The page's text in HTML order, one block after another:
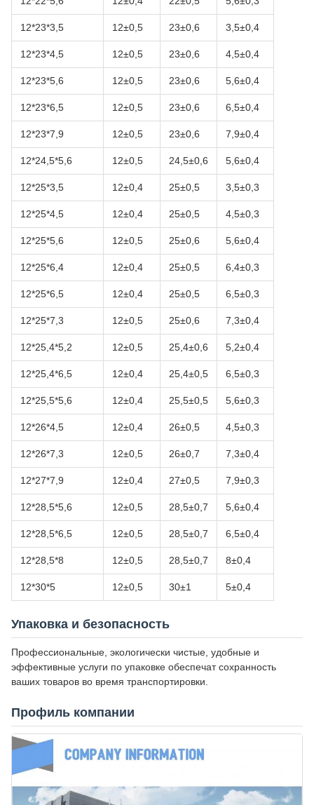
12*23*3,5 12±0,5 23±0,6 3,5±0,4
12*23*4,5 12±0,5 23±0,6 4,5±0,4
12*23*5,6 12±0,5 23±0,6 5,6±0,4
12*23*6,5 12±0,5 23±0,6 6,5±0,4
12*23*7,9 12±0,5 23±0,6 7,9±0,4
12*24,5*5,6 12±0,5 24,5±0,6 5,6±0,4
12*25*3,5 12±0,4 25±0,5 3,5±0,3
12*25*4,5 12±0,4 25±0,5 4,5±0,3
12*25*5,6 12±0,5 25±0,6 5,6±0,4
12*25*6,4 12±0,4 25±0,5 6,4±0,3
12*25*6,5 12±0,4 25±0,5 6,5±0,3
12*25*7,3 12±0,5 25±0,6 7,3±0,4
12*25,4*5,2 12±0,5 25,4±0,6 5,2±0,4
12*25,4*6,5 12±0,4 25,4±0,5 6,5±0,3
12*25,5*5,6 12±0,4 25,5±0,5 5,6±0,3
12*26*4,5 12±0,4 26±0,5 4,5±0,3
12*26*7,3 12±0,5 26±0,7 7,3±0,4
12*27*7,9 12±0,4 27±0,5 7,9±0,3
12*28,5*5,6 12±0,5 28,5±0,7 5,6±0,4
12*28,5*6,5 12±0,5 28,5±0,7 6,5±0,4
12*28,5*8 12±0,5 28,5±0,7 8±0,4
12*30*5 12±0,5 30±1 5±0,4
Упаковка и безопасность
Профессиональные, экологически чистые, удобные и
эффективные услуги по упаковке обеспечат сохранность
ваших товаров во время транспортировки.
Профиль компании